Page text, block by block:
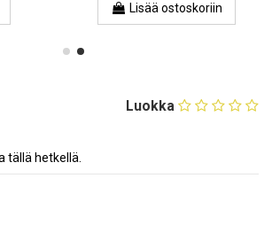
Lisää ostoskoriin
Luokka
tällä hetkellä.